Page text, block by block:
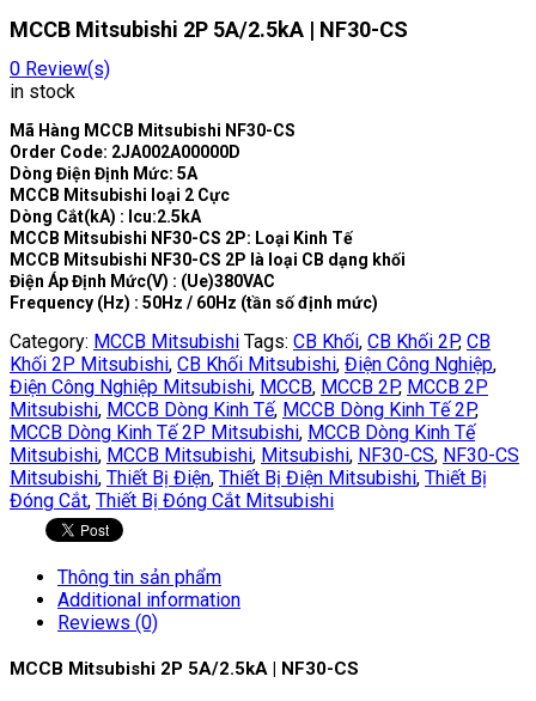
MCCB Mitsubishi 2P 5A/2.5kA | NF30-CS
0 Review(s)
in stock
Mã Hàng MCCB Mitsubishi NF30-CS
Order Code: 2JA002A00000D
Dòng Điện Định Mức: 5A
MCCB Mitsubishi loại 2 Cực
Dòng Cắt(kA) : Icu:2.5kA
MCCB Mitsubishi NF30-CS 2P: Loại Kinh Tế
MCCB Mitsubishi NF30-CS 2P là loại CB dạng khối
Điện Áp Định Mức(V) : (Ue)380VAC
Frequency (Hz) : 50Hz / 60Hz (tần số định mức)
Category: MCCB Mitsubishi Tags: CB Khối, CB Khối 2P, CB
Khối 2P Mitsubishi, CB Khối Mitsubishi, Điện Công Nghiệp,
Điện Công Nghiệp Mitsubishi, MCCB, MCCB 2P, MCCB 2P
Mitsubishi, MCCB Dòng Kinh Tế, MCCB Dòng Kinh Tế 2P,
MCCB Dòng Kinh Tế 2P Mitsubishi, MCCB Dòng Kinh Tế
Mitsubishi, MCCB Mitsubishi, Mitsubishi, NF30-CS, NF30-CS
Mitsubishi, Thiết Bị Điện, Thiết Bị Điện Mitsubishi, Thiết Bị
Đóng Cắt, Thiết Bị Đóng Cắt Mitsubishi
Thông tin sản phẩm
Additional information
Reviews (0)
MCCB Mitsubishi 2P 5A/2.5kA | NF30-CS